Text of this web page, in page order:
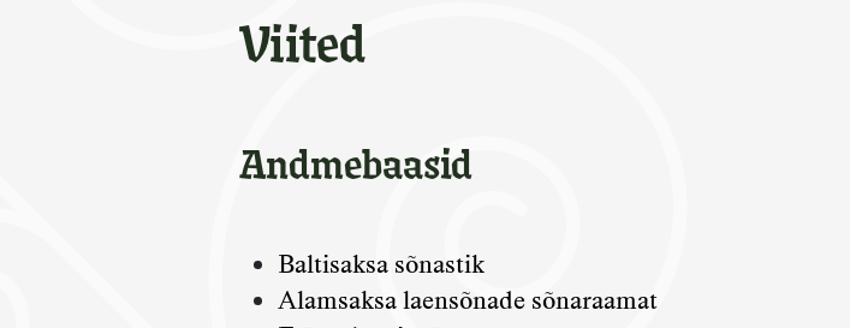
Viited
Andmebaasid
Baltisaksa sõnastik
Alamsaksa laensõnade sõnaraamat